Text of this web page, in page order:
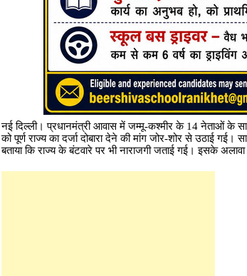
नई दिल्ली। प्रधानमंत्री आवास में जम्मू-कश्मीर के 14 नेताओं के
को पूर्ण राज्य का दर्जा दोबारा देने की मांग जोर-शोर से उठाई
बताया कि राज्य के बंटवारे पर भी नाराजगी जताई गई। इसके अलावा